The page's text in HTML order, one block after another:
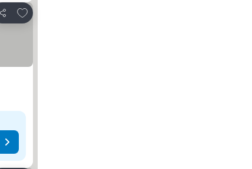
Teilen
Zu Favoriten hinzufügen